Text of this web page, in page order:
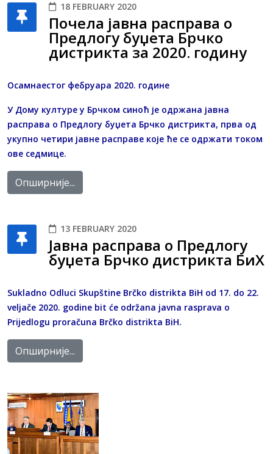
18 FEBRUARY 2020
Почела јавна расправа о
Предлогу буџета Брчко
дистрикта за 2020. годину
Осамнаестог фебруара 2020. године
У Дому културе у Брчком синоћ је одржана јавна
расправа о Предлогу буџета Брчко дистрикта, прва од
укупно четири јавне расправе које ће се одржати током
ове седмице.
Опширније...
13 FEBRUARY 2020
Јавна расправа о Предлогу
буџета Брчко дистрикта БиХ
Sukladno Odluci Skupštine Brčko distrikta BiH od 17. do 22.
veljače 2020. godine bit će održana javna rasprava o
Prijedlogu proračuna Brčko distrikta BiH.
Опширније...